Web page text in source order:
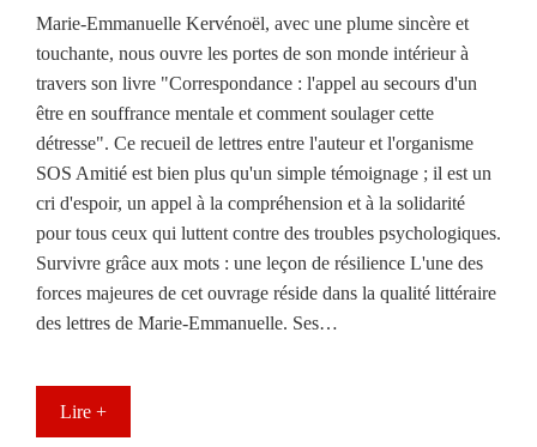
Marie-Emmanuelle Kervénoël, avec une plume sincère et
touchante, nous ouvre les portes de son monde intérieur à
travers son livre "Correspondance : l'appel au secours d'un
être en souffrance mentale et comment soulager cette
détresse". Ce recueil de lettres entre l'auteur et l'organisme
SOS Amitié est bien plus qu'un simple témoignage ; il est un
cri d'espoir, un appel à la compréhension et à la solidarité
pour tous ceux qui luttent contre des troubles psychologiques.
Survivre grâce aux mots : une leçon de résilience L'une des
forces majeures de cet ouvrage réside dans la qualité littéraire
des lettres de Marie-Emmanuelle. Ses…
Lire +